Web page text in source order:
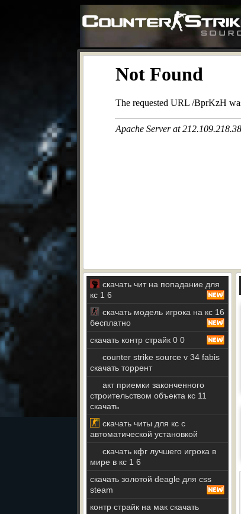
скачать чит на попадание для
кс 1 6
скачать модель игрока на кс 16
бесплатно
скачать контр страйк 0 0
counter strike source v 34 fabis
скачать торрент
акт приемки законченного
строительством объекта кс 11
скачать
скачать читы для кс с
автоматической установкой
скачать кфг лучшего игрока в
мире в кс 1 6
скачать золотой deagle для css
steam
контр страйк на мак скачать